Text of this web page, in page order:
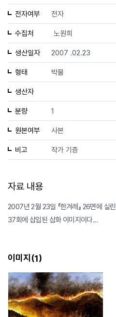
전자여부 전자
수집처 노원희
생산일자 2007 .02.23
형태 박물
생산자
분량 1
원본여부 사본
비고 작가 기증
자료 내용
2007년 2월 23일 『한겨레』 26면에 실
37회에 삽입된 삽화 이미지이다...
이미지(1)